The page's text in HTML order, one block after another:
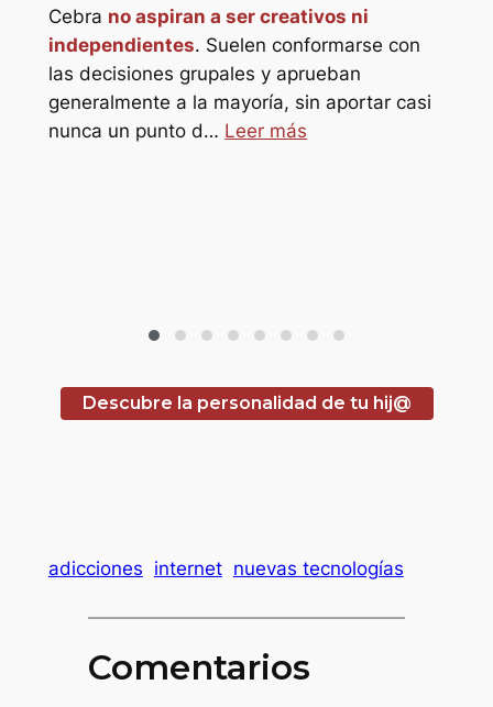
Cebra no aspiran a ser creativos ni
independientes. Suelen conformarse con
las decisiones grupales y aprueban
generalmente a la mayoría, sin aportar casi
nunca un punto d… Leer más
Descubre la personalidad de tu hij@
adicciones internet nuevas tecnologías
Comentarios